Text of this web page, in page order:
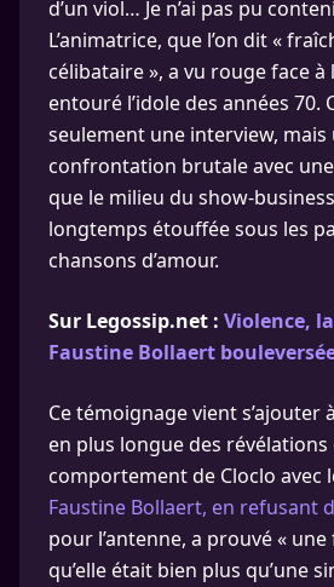
d’un viol… Je n’ai pas pu
L’animatrice, que l’on dit «
célibataire », a vu rouge face à
entouré l’idole des années 70.
seulement une interview, mais
confrontation brutale avec
que le milieu du show-
longtemps étouffée sous les
chansons d’amour.
Sur Legossip.net : Violence,
Faustine Bollaert
Ce témoignage vient s’ajouter
en plus longue des
comportement de Cloclo avec
Faustine Bollaert, en refusant
pour l’antenne, a prouvé «
qu’elle était bien plus qu’une